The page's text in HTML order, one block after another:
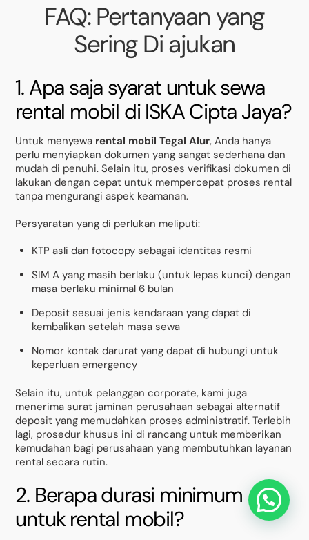
FAQ: Pertanyaan yang
Sering Di ajukan
1. Apa saja syarat untuk sewa
rental mobil di ISKA Cipta Jaya?
Untuk menyewa rental mobil Tegal Alur, Anda hanya
perlu menyiapkan dokumen yang sangat sederhana dan
mudah di penuhi. Selain itu, proses verifikasi dokumen di
lakukan dengan cepat untuk mempercepat proses rental
tanpa mengurangi aspek keamanan.
Persyaratan yang di perlukan meliputi:
KTP asli dan fotocopy sebagai identitas resmi
SIM A yang masih berlaku (untuk lepas kunci) dengan
masa berlaku minimal 6 bulan
Deposit sesuai jenis kendaraan yang dapat di
kembalikan setelah masa sewa
Nomor kontak darurat yang dapat di hubungi untuk
keperluan emergency
Selain itu, untuk pelanggan corporate, kami juga
menerima surat jaminan perusahaan sebagai alternatif
deposit yang memudahkan proses administratif. Terlebih
lagi, prosedur khusus ini di rancang untuk memberikan
kemudahan bagi perusahaan yang membutuhkan layanan
rental secara rutin.
2. Berapa durasi minimum
untuk rental mobil?